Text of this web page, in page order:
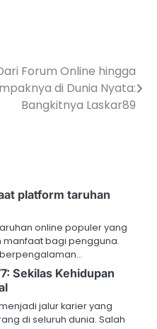
Forum Online hingga
di Dunia Nyata:
Bangkitnya Laskar89
platform taruhan
online populer yang
bagi pengguna.
Sekilas Kehidupan
jalur karier yang
di seluruh dunia. Salah